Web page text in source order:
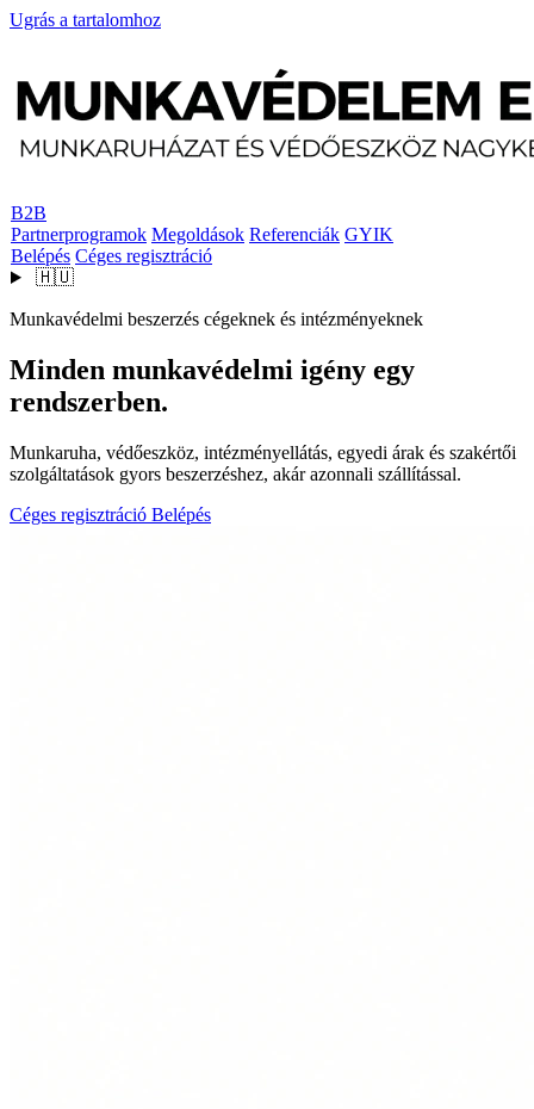
Ugrás a tartalomhoz
B2B
Partnerprogramok Megoldások Referenciák GYIK
Belépés Céges regisztráció
🇭🇺
Munkavédelmi beszerzés cégeknek és intézményeknek
Minden munkavédelmi igény egy
rendszerben.
Munkaruha, védőeszköz, intézményellátás, egyedi árak és szakértői
szolgáltatások gyors beszerzéshez, akár azonnali szállítással.
Céges regisztráció Belépés